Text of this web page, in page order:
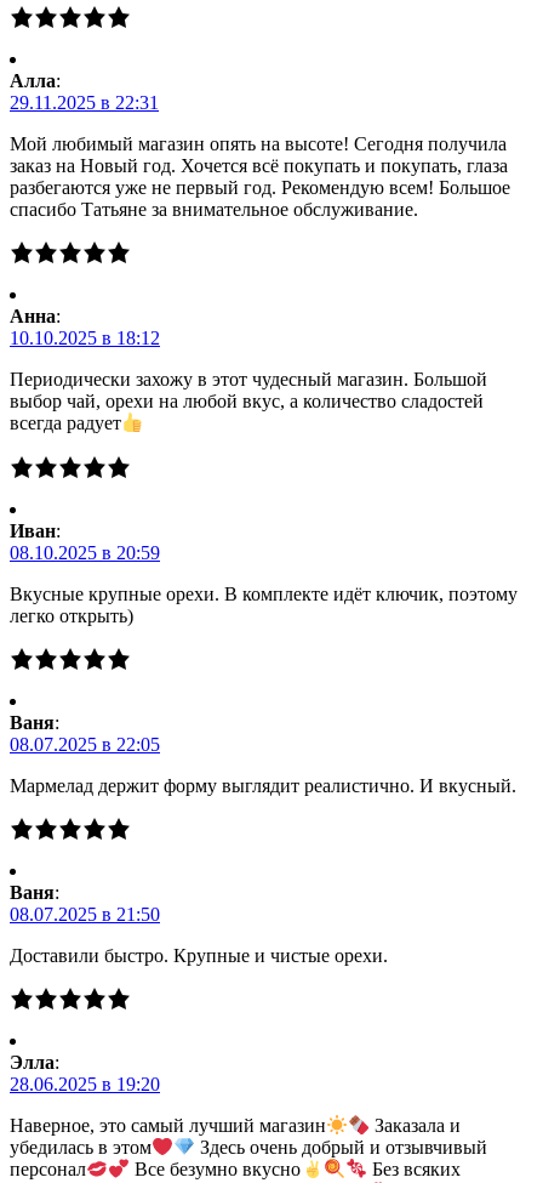
Алла:
29.11.2025 в 22:31
Мой любимый магазин опять на высоте! Сегодня получила
заказ на Новый год. Хочется всё покупать и покупать, глаза
разбегаются уже не первый год. Рекомендую всем! Большое
спасибо Татьяне за внимательное обслуживание.
Анна:
10.10.2025 в 18:12
Периодически захожу в этот чудесный магазин. Большой
выбор чай, орехи на любой вкус, а количество сладостей
всегда радует
Иван:
08.10.2025 в 20:59
Вкусные крупные орехи. В комплекте идёт ключик, поэтому
легко открыть)
Ваня:
08.07.2025 в 22:05
Мармелад держит форму выглядит реалистично. И вкусный.
Ваня:
08.07.2025 в 21:50
Доставили быстро. Крупные и чистые орехи.
Элла:
28.06.2025 в 19:20
Наверное, это самый лучший магазин
Заказала и
убедилась в этом
Здесь очень добрый и отзывчивый
персонал
Все безумно вкусно
Без всяких